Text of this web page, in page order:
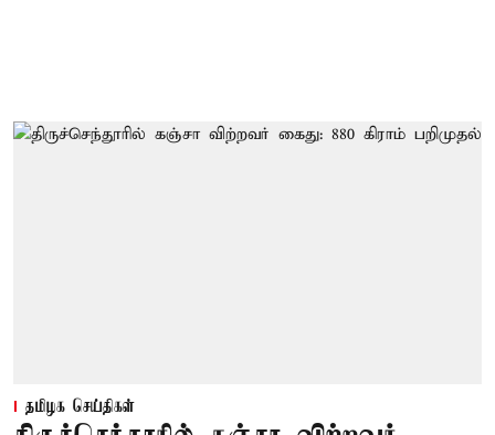
தமிழக செய்திகள்